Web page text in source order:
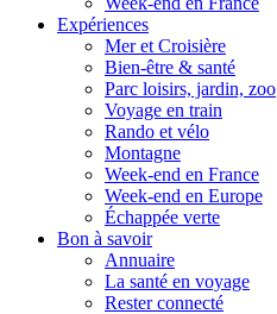
Expériences
Mer et Croisière
Bien-être & santé
Parc loisirs, jardin, zoo
Voyage en train
Rando et vélo
Montagne
Week-end en France
Week-end en Europe
Échappée verte
Bon à savoir
Annuaire
La santé en voyage
Rester connecté